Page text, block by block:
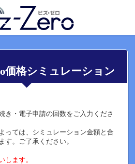
価格シミュレーション
き・電子申請の回数をご入力くださ
っては、シミュレーション金額と合
す。ご了承ください。
します。